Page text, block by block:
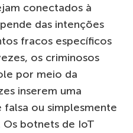
conectados à
das intenções
fracos específicos
os criminosos
por meio da
inserem uma
ou simplesmente
botnets de IoT